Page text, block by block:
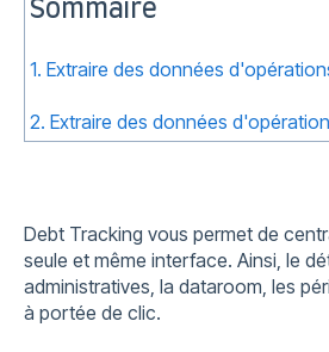
Sommaire
1. Extraire des données
2. Extraire des données
Debt Tracking vous permet de
seule et même interface. Ainsi, le
administratives, la dataroom, les
à portée de clic.